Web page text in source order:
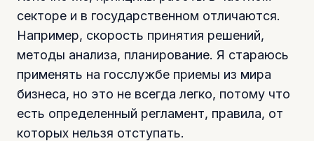
секторе и в государственном отличаются.
Например, скорость принятия решений,
методы анализа, планирование. Я стараюсь
применять на госслужбе приемы из мира
бизнеса, но это не всегда легко, потому что
есть определенный регламент, правила, от
которых нельзя отступать.